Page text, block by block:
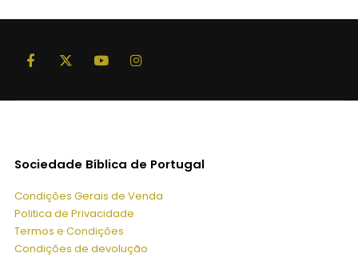
Sociedade Bíblica de Portugal
Condições Gerais de Venda
Politica de Privacidade
Termos e Condições
Condições de devolução